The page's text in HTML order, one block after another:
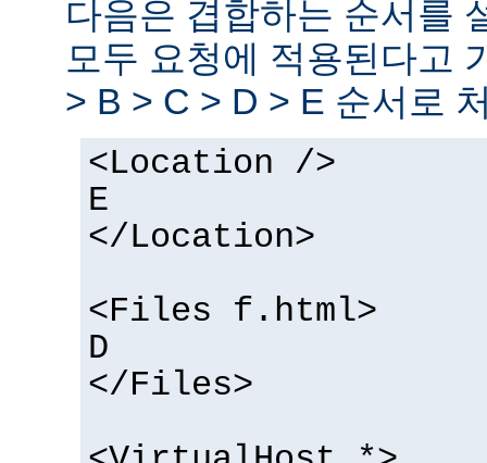
다음은 겹합하는 순서를
모두 요청에 적용된다고
> B > C > D > E 순서로
<Location />
E
</Location>
<Files f.html>
D
</Files>